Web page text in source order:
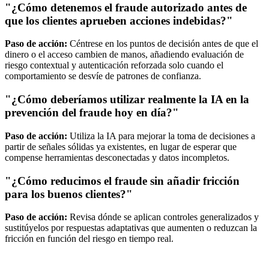
"¿Cómo detenemos el fraude autorizado antes de
que los clientes aprueben acciones indebidas?"
Paso de acción: Céntrese en los puntos de decisión antes de que el
dinero o el acceso cambien de manos, añadiendo evaluación de
riesgo contextual y autenticación reforzada solo cuando el
comportamiento se desvíe de patrones de confianza.
"¿Cómo deberíamos utilizar realmente la IA en la
prevención del fraude hoy en día?"
Paso de acción: Utiliza la IA para mejorar la toma de decisiones a
partir de señales sólidas ya existentes, en lugar de esperar que
compense herramientas desconectadas y datos incompletos.
"¿Cómo reducimos el fraude sin añadir fricción
para los buenos clientes?"
Paso de acción: Revisa dónde se aplican controles generalizados y
sustitúyelos por respuestas adaptativas que aumenten o reduzcan la
fricción en función del riesgo en tiempo real.